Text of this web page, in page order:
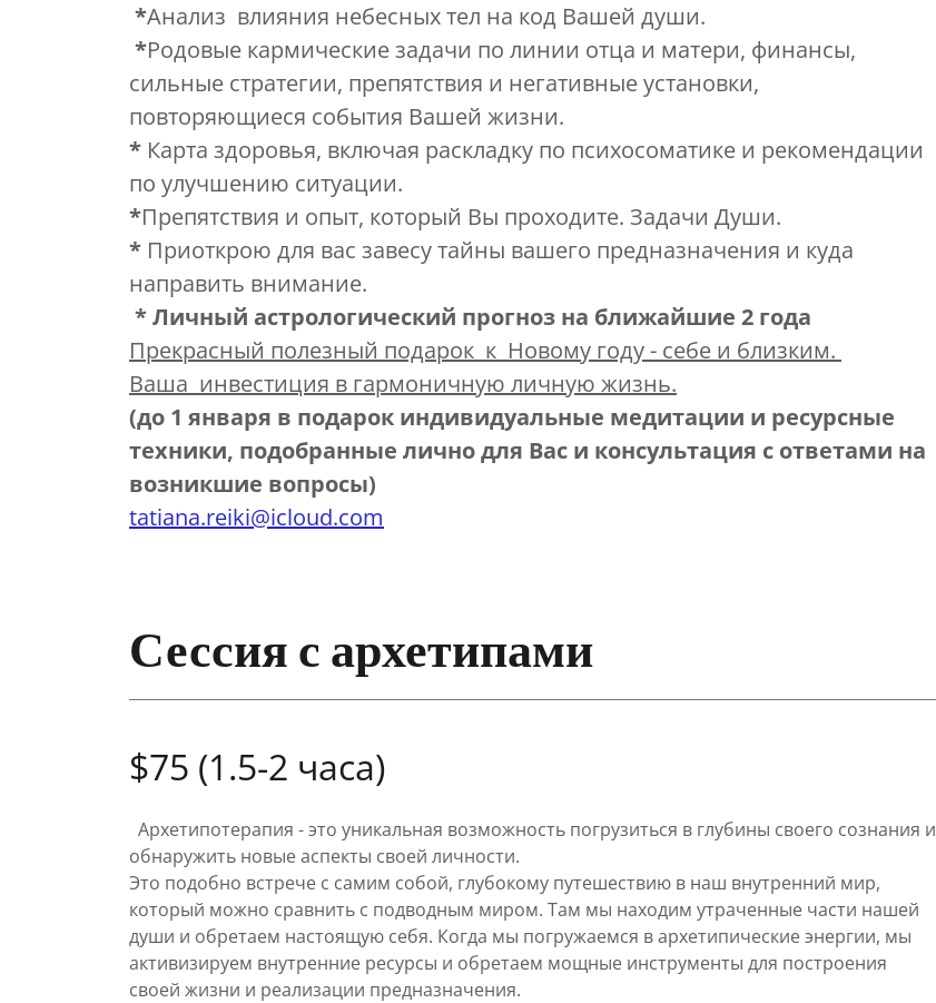
*Анализ влияния небесных тел на код Вашей души.
*Родовые кармические задачи по линии отца и матери, финансы,
сильные стратегии, препятствия и негативные установки,
повторяющиеся события Bашей жизни.
* Карта здоровья, включая раскладку по психосоматике и рекомендации
по улучшению ситуации.
*Препятствия и опыт, который Вы проходите. Задачи Души.
* Приоткрою для вас завесу тайны вашего предназначения и куда
направить внимание.
* Личный астрологический прогноз на ближайшие 2 года
Прекрасный полезный подарок к Новому году - себе и близким.
Ваша инвестиция в гармоничную личную жизнь.
(до 1 января в подарок индивидуальные медитации и ресурсные
техники, подобранные лично для Вас и консультация с ответами на
возникшие вопросы)
tatiana.reiki@icloud.com
Сессия с архетипами
$75 (1.5-2 часа)
Архетипотерапия - это уникальная возможность погрузиться в глубины своего сознания и
обнаружить новые аспекты своей личности.
Это подобно встрече с самим собой, глубокому путешествию в наш внутренний мир,
который можно сравнить с подводным миром. Там мы находим утраченные части нашей
души и обретаем настоящую себя. Когда мы погружаемся в архетипические энергии, мы
активизируем внутренние ресурсы и обретаем мощные инструменты для построения
своей жизни и реализации предназначения.